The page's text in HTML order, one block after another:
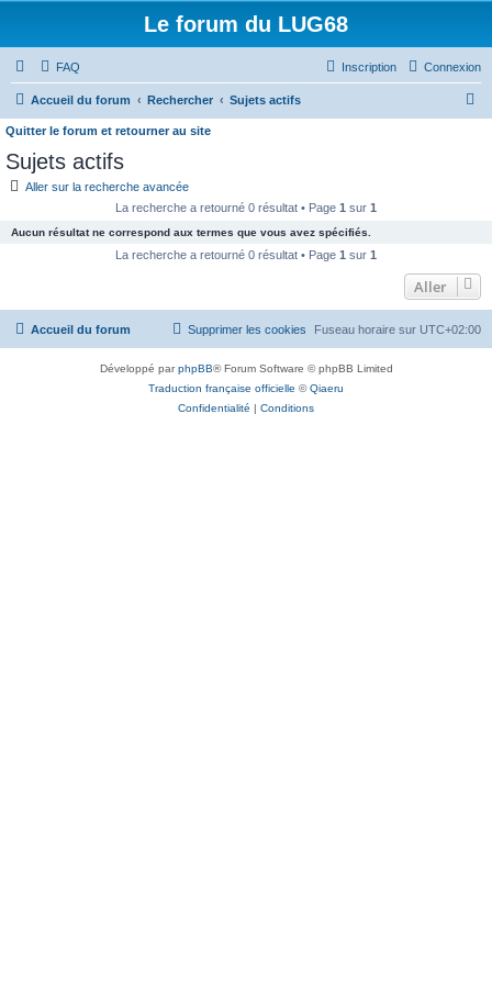
Le forum du LUG68
FAQ Connexion
Inscription
Accueil du forum Rechercher Sujets actifs
e
r
Quitter le forum et retourner au site
Sujets actifs
Aller sur la recherche avancée
La recherche a retourné 0 résultat • Page 1 sur 1
Aucun résultat ne correspond aux termes que vous avez spécifiés.
La recherche a retourné 0 résultat • Page 1 sur 1
Aller
Accueil du forum Fuseau horaire sur UTC+02:00
Supprimer les cookies
Développé parphpBB® Forum Software © phpBB Limited
Traduction française officielle ©Qiaeru
Confidentialité | Conditions